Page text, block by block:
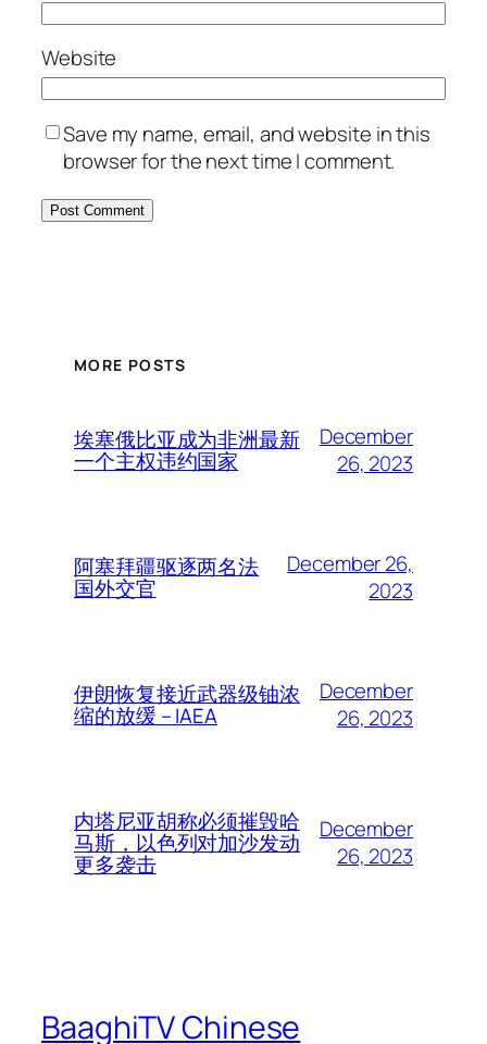
Website
Save my name, email, and website in this
browser for the next time I comment.
MORE POSTS
埃塞俄比亚成为非洲最新
一个主权违约国家
December
26, 2023
阿塞拜疆驱逐两名法
国外交官
December 26,
2023
伊朗恢复接近武器级铀浓
缩的放缓 – IAEA
December
26, 2023
内塔尼亚胡称必须摧毁哈
马斯，以色列对加沙发动
更多袭击
December
26, 2023
BaaghiTV Chinese